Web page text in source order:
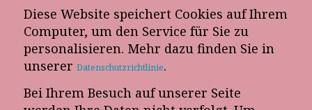
Diese Website speichert Cookies auf Ihrem
Computer, um den Service für Sie zu
personalisieren. Mehr dazu finden Sie in
unserer Datenschutzrichtlinie.
Bei Ihrem Besuch auf unserer Seite
E-Mail-Newsletter
Telefon-Termin